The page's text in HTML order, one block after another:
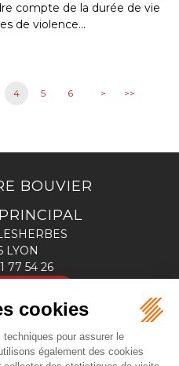
compte de la durée de vie
de violence...
4 5 6 > >>
BOUVIER
LYON
77 54 26
SAULNIER
- 2ème étage